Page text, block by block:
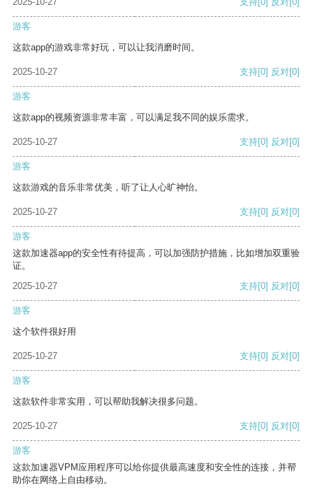
游客
这款app的游戏非常好玩，可以让我消磨时间。
2025-10-27 支持[0] 反对[0]
游客
这款app的视频资源非常丰富，可以满足我不同的娱乐需求。
2025-10-27 支持[0] 反对[0]
游客
这款游戏的音乐非常优美，听了让人心旷神怡。
2025-10-27 支持[0] 反对[0]
游客
这款加速器app的安全性有待提高，可以加强防护措施，比如增加双重验
证。
2025-10-27
支持[0] 反对[0]
游客
这个软件很好用
2025-10-27 支持[0] 反对[0]
游客
这款软件非常实用，可以帮助我解决很多问题。
2025-10-27 支持[0] 反对[0]
游客
这款加速器VPM应用程序可以给你提供最高速度和安全性的连接，并帮
助你在网络上自由移动。